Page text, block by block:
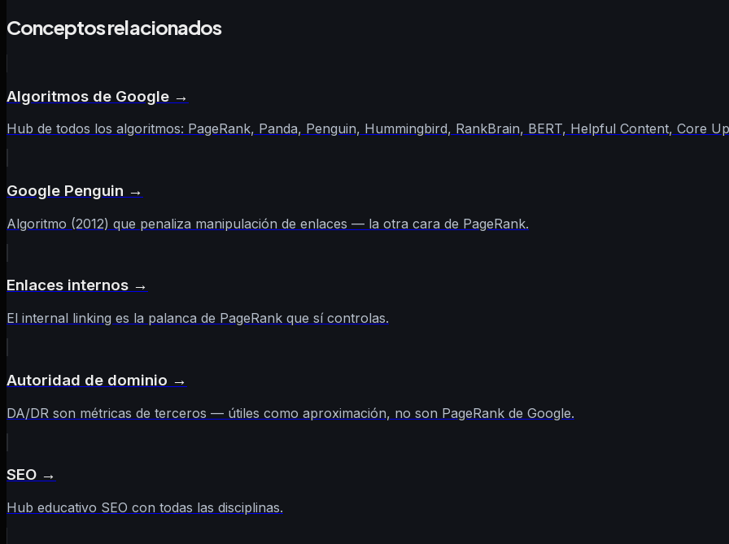
Conceptos relacionados
Algoritmos de Google →
Hub de todos los algoritmos: PageRank, Panda, Penguin, Hummingbird, RankBrain, BERT, Helpful Content, Core
Google Penguin →
Algoritmo (2012) que penaliza manipulación de enlaces — la otra cara de PageRank.
Enlaces internos →
El internal linking es la palanca de PageRank que sí controlas.
Autoridad de dominio →
DA/DR son métricas de terceros — útiles como aproximación, no son PageRank de Google.
SEO →
Hub educativo SEO con todas las disciplinas.